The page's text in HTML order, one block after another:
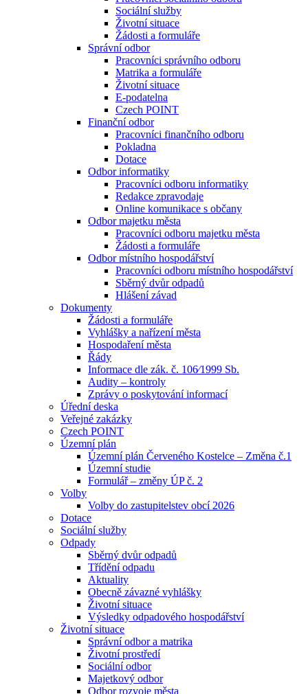
Sociální služby
Životní situace
Žádosti a formuláře
Správní odbor
Pracovníci správního odboru
Matrika a formuláře
Životní situace
E-podatelna
Czech POINT
Finanční odbor
Pracovníci finančního odboru
Pokladna
Dotace
Odbor informatiky
Pracovníci odboru informatiky
Redakce zpravodaje
Online komunikace s občany
Odbor majetku města
Pracovníci odboru majetku města
Žádosti a formuláře
Odbor místního hospodářství
Pracovníci odboru místního hospodářství
Sběrný dvůr odpadů
Hlášení závad
Dokumenty
Žádosti a formuláře
Vyhlášky a nařízení města
Hospodaření města
Řády
Informace dle zák. č. 106⁄1999 Sb.
Audity – kontroly
Zprávy o poskytování informací
Úřední deska
Veřejné zakázky
Czech POINT
Územní plán
Územní plán Červeného Kostelce – Změna č.1
Územní studie
Formulář – změny ÚP č. 2
Volby
Volby do zastupitelstev obcí 2026
Dotace
Sociální služby
Odpady
Sběrný dvůr odpadů
Třídění odpadu
Aktuality
Obecně závazné vyhlášky
Životní situace
Výsledky odpadového hospodářství
Životní situace
Správní odbor a matrika
Životní prostředí
Sociální odbor
Majetkový odbor
Odbor rozvoje města